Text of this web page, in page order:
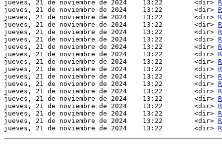
jueves, 21 de noviembre de 2024    13:22        <dir>
jueves, 21 de noviembre de 2024    13:22        <dir>
jueves, 21 de noviembre de 2024    13:22        <dir>
jueves, 21 de noviembre de 2024    13:22        <dir>
jueves, 21 de noviembre de 2024    13:22        <dir>
jueves, 21 de noviembre de 2024    13:22        <dir>
jueves, 21 de noviembre de 2024    13:22        <dir>
jueves, 21 de noviembre de 2024    13:22        <dir>
jueves, 21 de noviembre de 2024    13:22        <dir>
jueves, 21 de noviembre de 2024    13:22        <dir>
jueves, 21 de noviembre de 2024    13:22        <dir>
jueves, 21 de noviembre de 2024    13:22        <dir>
jueves, 21 de noviembre de 2024    13:22        <dir>
jueves, 21 de noviembre de 2024    13:22        <dir>
jueves, 21 de noviembre de 2024    13:22        <dir>
jueves, 21 de noviembre de 2024    13:22        <dir>
jueves, 21 de noviembre de 2024    13:22        <dir>
jueves, 21 de noviembre de 2024    13:22        <dir>